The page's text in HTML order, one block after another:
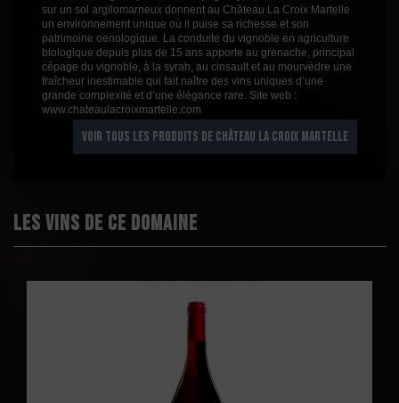
sur un sol argilomarneux donnent au Château La Croix Martelle
un environnement unique où il puise sa richesse et son
patrimoine oenologique. La conduite du vignoble en agriculture
biologique depuis plus de 15 ans apporte au grenache, principal
cépage du vignoble, à la syrah, au cinsault et au mourvèdre une
fraîcheur inestimable qui fait naître des vins uniques d’une
grande complexité et d’une élégance rare. Site web :
www.chateaulacroixmartelle.com
VOIR TOUS LES PRODUITS DE CHÂTEAU LA CROIX MARTELLE
Les vins de ce domaine